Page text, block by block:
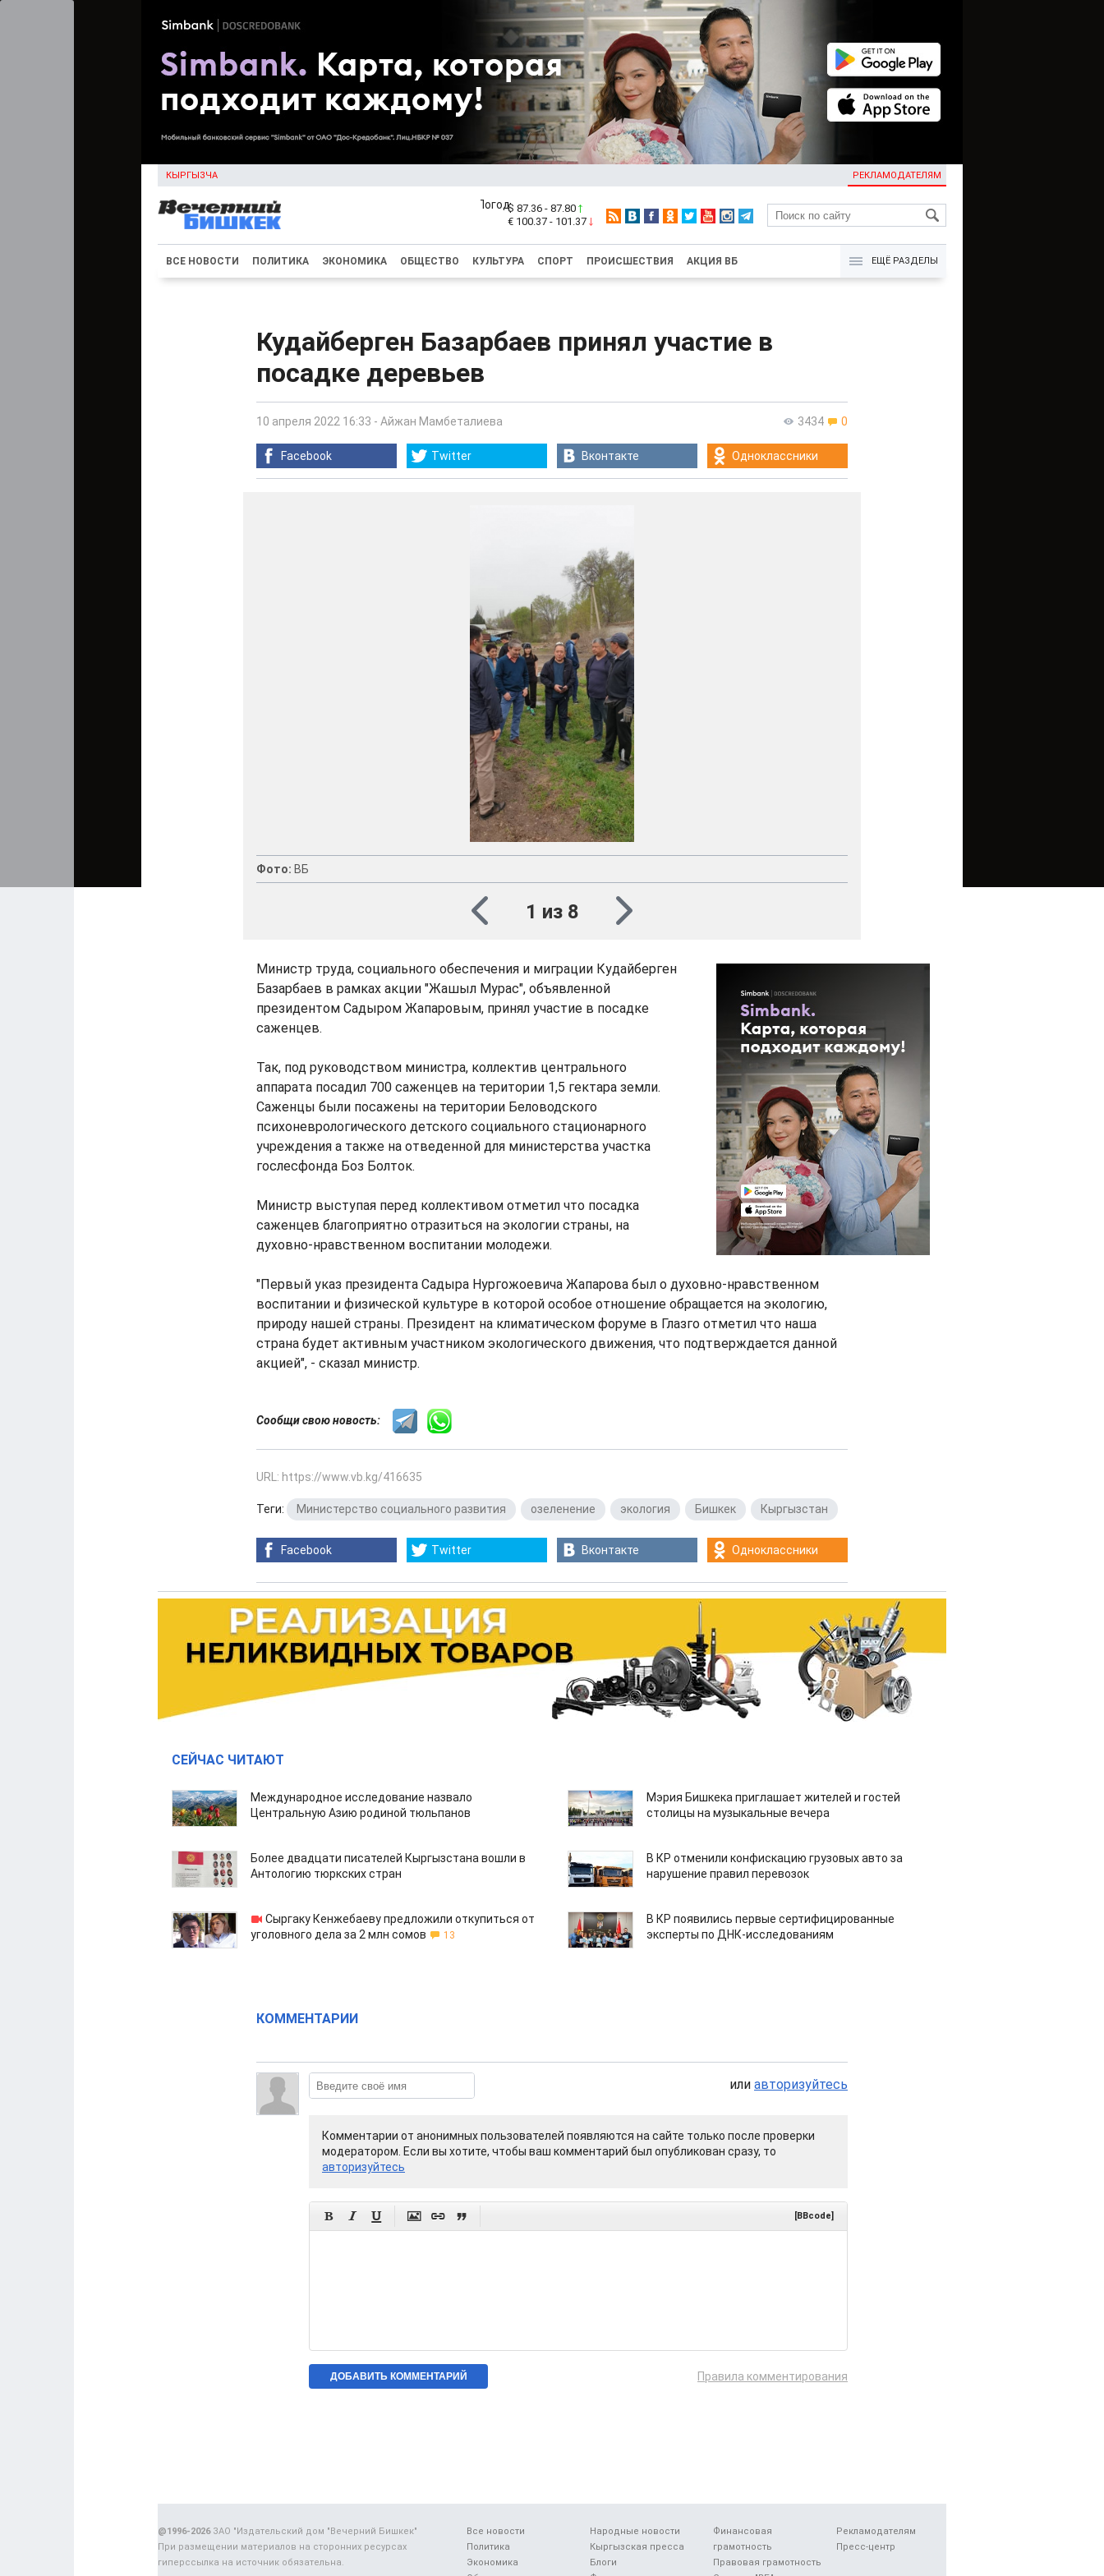
КЫРГЫЗЧА РЕКЛАМОДАТЕЛЯМ
KG
$ 87.36 - 87.80
€ 100.37 - 101.37
ВСЕ НОВОСТИ ПОЛИТИКА ЭКОНОМИКА ОБЩЕСТВО КУЛЬТУРА СПОРТ ПРОИСШЕСТВИЯ АКЦИЯ ВБ ЕЩЁ РАЗДЕЛЫ
Кудайберген Базарбаев принял участие в
посадке деревьев
3434 0
10 апреля 2022 16:33 - Айжан Мамбеталиева
Facebook Twitter Вконтакте Одноклассники
Фото: ВБ
1 из 8
Министр труда, социального обеспечения и миграции Кудайберген
Базарбаев в рамках акции "Жашыл Мурас", объявленной
президентом Садыром Жапаровым, принял участие в посадке
саженцев.
Так, под руководством министра, коллектив центрального
аппарата посадил 700 саженцев на територии 1,5 гектара земли.
Саженцы были посажены на територии Беловодского
психоневрологического детского социального стационарного
учреждения а также на отведенной для министерства участка
гослесфонда Боз Болток.
Министр выступая перед коллективом отметил что посадка
саженцев благоприятно отразиться на экологии страны, на
духовно-нравственном воспитании молодежи.
"Первый указ президента Садыра Нургожоевича Жапарова был о духовно-нравственном
воспитании и физической культуре в которой особое отношение обращается на экологию,
природу нашей страны. Президент на климатическом форуме в Глазго отметил что наша
страна будет активным участником экологического движения, что подтверждается данной
акцией", - сказал министр.
Сообщи свою новость:
URL: https://www.vb.kg/416635
Теги: Министерство социального развития озеленение экология Бишкек Кыргызстан
Facebook Twitter Вконтакте Одноклассники
СЕЙЧАС ЧИТАЮТ
Международное исследование назвало
Центральную Азию родиной тюльпанов
Мэрия Бишкека приглашает жителей и гостей
столицы на музыкальные вечера
Более двадцати писателей Кыргызстана вошли в
Антологию тюркских стран
В КР отменили конфискацию грузовых авто за
нарушение правил перевозок
Сыргаку Кенжебаеву предложили откупиться от
уголовного дела за 2 млн сомов
13
В КР появились первые сертифицированные
эксперты по ДНК-исследованиям
КОММЕНТАРИИ
или авторизуйтесь
Комментарии от анонимных пользователей появляются на сайте только после проверки
модератором. Если вы хотите, чтобы ваш комментарий был опубликован сразу, то
авторизуйтесь
      [BBcode]
Правила комментирования
Все новости
Политика
Экономика
Народные новости
Кыргызская пресса
Блоги
Финансовая
грамотность
Правовая грамотность
Рекламодателям
Пресс-центр
@1996-2026ЗАО "Издательский дом "Вечерний Бишкек"
При размещении материалов на сторонних ресурсах
гиперссылка на источник обязательна.